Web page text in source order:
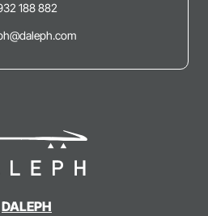
DALEPH
188 882